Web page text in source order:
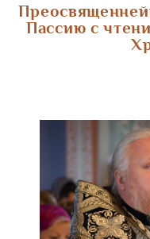
Пассию с